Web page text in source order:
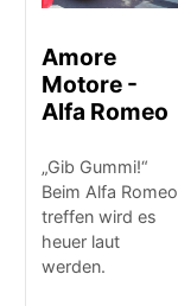
Amore
Motore -
Alfa Romeo
„Gib Gummi!“
Beim Alfa Romeo
treffen wird es
heuer laut
werden.